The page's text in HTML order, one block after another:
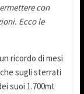
con
Ecco le
ricordo di mesi
sugli sterrati
suoi 1.700mt